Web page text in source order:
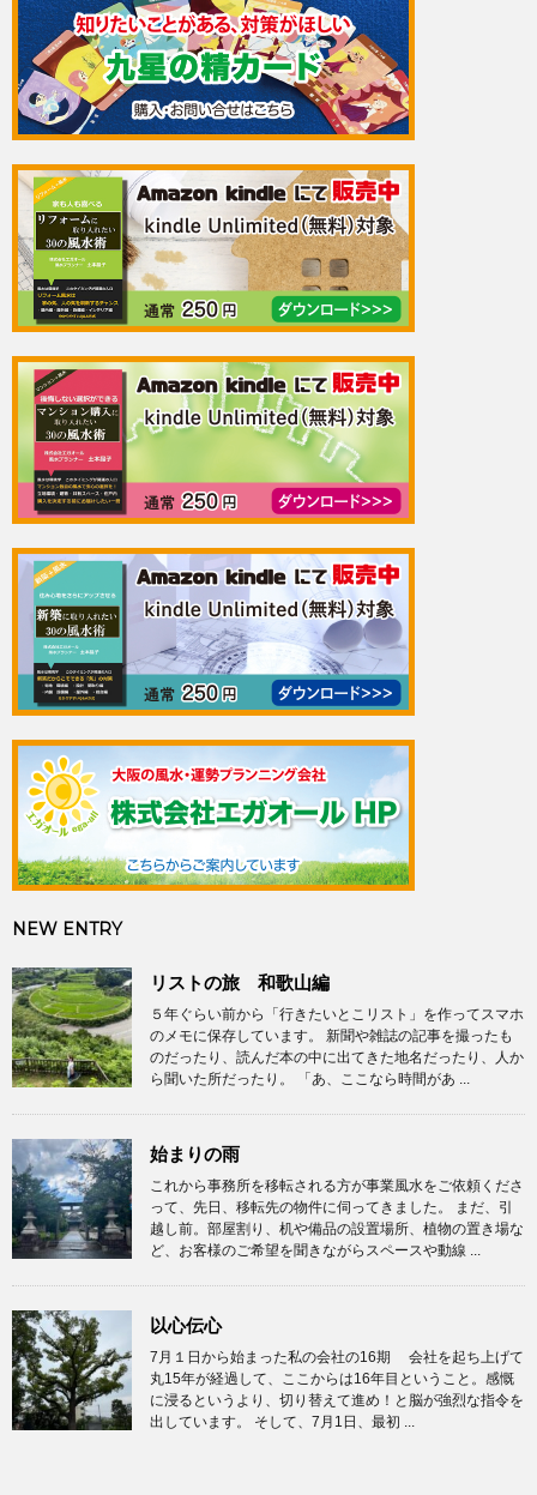
NEW ENTRY
リストの旅 和歌山編
５年ぐらい前から「行きたいとこリスト」を作ってスマホ
のメモに保存しています。 新聞や雑誌の記事を撮ったも
のだったり、読んだ本の中に出てきた地名だったり、人か
ら聞いた所だったり。 「あ、ここなら時間があ ...
始まりの雨
これから事務所を移転される方が事業風水をご依頼くださ
って、先日、移転先の物件に伺ってきました。 まだ、引
越し前。部屋割り、机や備品の設置場所、植物の置き場な
ど、お客様のご希望を聞きながらスペースや動線 ...
以心伝心
7月１日から始まった私の会社の16期 会社を起ち上げて
丸15年が経過して、ここからは16年目ということ。感慨
に浸るというより、切り替えて進め！と脳が強烈な指令を
出しています。 そして、7月1日、最初 ...